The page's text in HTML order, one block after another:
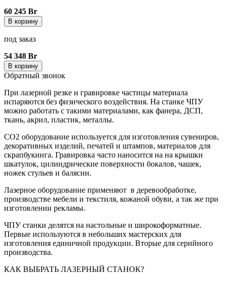
60 245 Br
В корзину
под заказ
54 348 Br
В корзину
Обратный звонок
При лазерной резке и гравировке частицы материала
испаряются без физического воздействия. На станке ЧПУ
можно работать с такими материалами, как фанера, ДСП,
ткань, акрил, пластик, металлы.
СО2 оборудование используется для изготовления сувениров,
декоративных изделий, печатей и штампов, материалов для
скрапбукинга. Гравировка часто наносится на на крышки
шкатулок, цилиндрические поверхности бокалов, чашек,
ножек стульев и балясин.
Лазерное оборудование применяют в деревообработке,
производстве мебели и текстиля, кожаной обуви, а так же при
изготовлении рекламы.
ЧПУ станки делятся на настольные и широкоформатные.
Первые используются в небольших мастерских для
изготовления единичной продукции. Вторые для серийного
производства.
КАК ВЫБРАТЬ ЛАЗЕРНЫЙ СТАНОК?